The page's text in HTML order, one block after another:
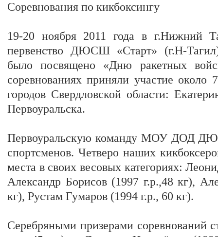
Соревнования по кикбоксингу
19-20 ноября 2011 года в г.Нижний
первенство ДЮСШ «Старт» (г.Н-
было посвящено «Дню ракетных
соревнованиях приняли участие
городов Свердловской области:
Первоуральска.
Первоуральскую команду МОУ ДОД
спортсменов. Четверо наших
места в своих весовых категориях:
Александр Борисов (1997 г.р.,48 кг),
кг), Рустам Гумаров (1994 г.р., 60 кг).
Серебряными призерами соревнований